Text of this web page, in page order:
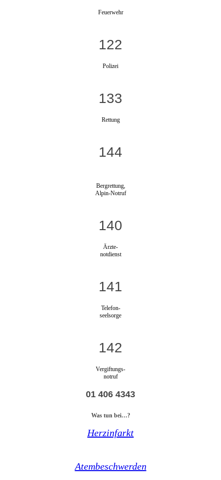
Feuerwehr
122
Polizei
133
Rettung
144
Bergrettung,
Alpin-Notruf
140
Ärzte-
notdienst
141
Telefon-
seelsorge
142
Vergiftungs-
notruf
01 406 4343
Was tun bei…?
Herzinfarkt
Atembeschwerden